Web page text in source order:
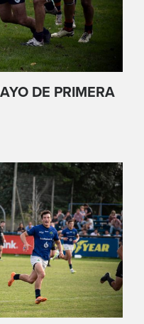
DE PRIMERA